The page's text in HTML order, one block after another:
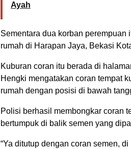
Ayah
Sementara dua korban perempuan
rumah di Harapan Jaya, Bekasi
Kuburan coran itu berada di
Hengki mengatakan coran tempat
rumah dengan posisi di bawah
Polisi berhasil membongkar coran
bertumpuk di balik semen yang
“Ya ditutup dengan coran semen,